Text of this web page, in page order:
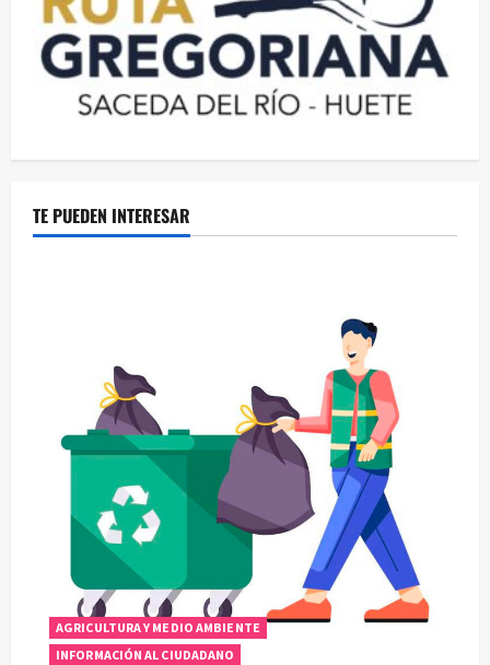
TE PUEDEN INTERESAR
AGRICULTURA Y MEDIO AMBIENTE
INFORMACIÓN AL CIUDADANO